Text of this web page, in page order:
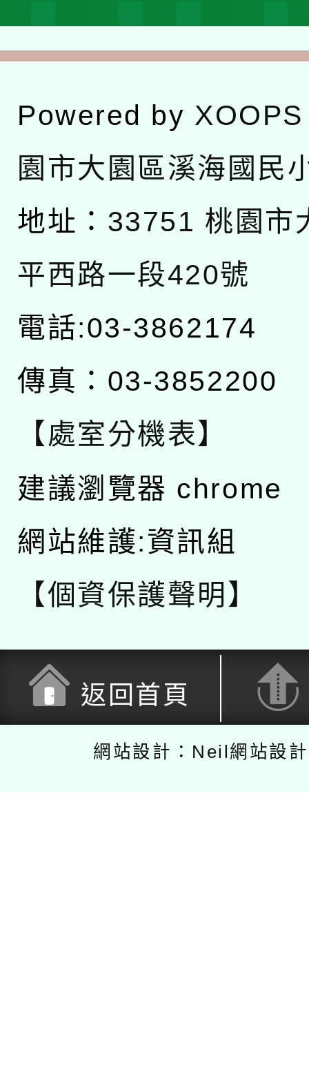
Powered by XOOPS
園市大園區溪海國民
地址： 33751 桃園市
平西路一段420號
電話:03-3862174
傳真：03-3852200
【處室分機表】
建議瀏覽器 chrome
網站維護:資訊組
【個資保護聲明】
返回首頁
網站設計：Neil網站設